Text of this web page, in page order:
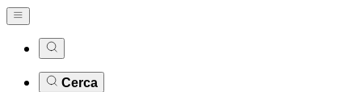
Cerca